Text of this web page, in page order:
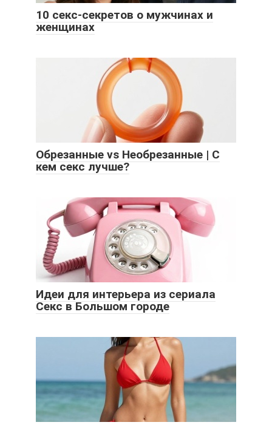
10 секс-секретов о мужчинах и
женщинах
Обрезанные vs Необрезанные | С
кем секс лучше?
Идеи для интерьера из сериала
Секс в Большом городе